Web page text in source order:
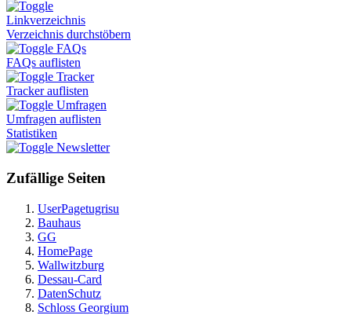
Linkverzeichnis
Verzeichnis durchstöbern
FAQs
FAQs auflisten
Tracker
Tracker auflisten
Umfragen
Umfragen auflisten
Statistiken
Newsletter
Zufällige Seiten
UserPagetugrisu
Bauhaus
GG
HomePage
Wallwitzburg
Dessau-Card
DatenSchutz
Schloss Georgium